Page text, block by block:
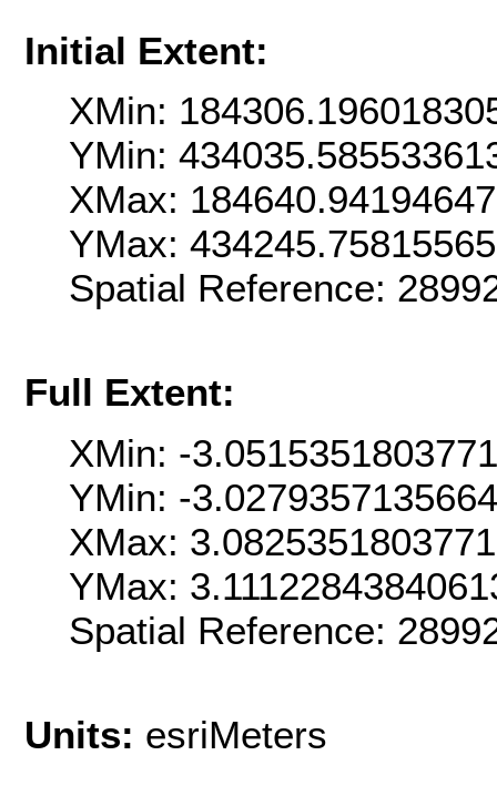
Initial Extent:
XMin:
YMin:
XMax:
YMax:
Spatial Reference:
Full Extent:
XMin: -
YMin: -
XMax:
YMax:
Spatial Reference:
Units: esriMeters